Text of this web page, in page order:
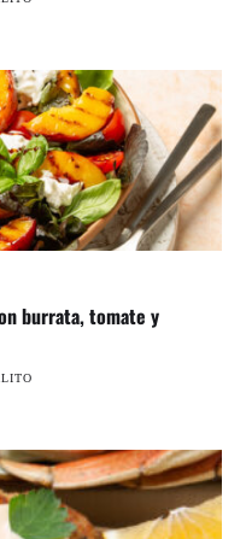
burrata, tomate y